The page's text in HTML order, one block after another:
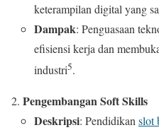
keterampilan digital yang
Dampak: Penguasaan
efisiensi kerja dan
industri5.
Pengembangan Soft Skills
Deskripsi: Pendidikanslot